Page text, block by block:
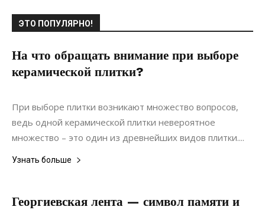
ЭТО ПОПУЛЯРНО!
На что обращать внимание при выборе
керамической плитки?
26.03.2022
При выборе плитки возникают множество вопросов,
ведь одной керамической плитки невероятное
множество – это один из древнейших видов плитки....
Узнать больше
Георгиевская лента — символ памяти и